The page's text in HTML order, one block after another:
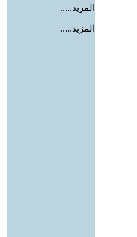
المزيد.....
المزيد.....